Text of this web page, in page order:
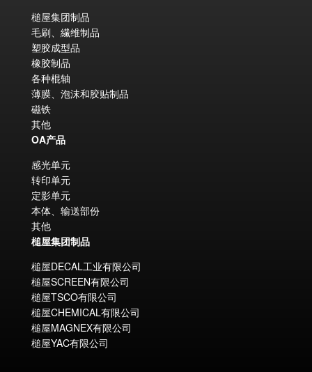
槌屋集团制品
毛刷、繊维制品
塑胶成型品
橡胶制品
各种棍轴
薄膜、泡沫和胶贴制品
磁铁
其他
OA产品
感光单元
转印单元
定影单元
本体、输送部份
其他
槌屋集团制品
槌屋DECAL工业有限公司
槌屋SCREEN有限公司
槌屋TSCO有限公司
槌屋CHEMICAL有限公司
槌屋MAGNEX有限公司
槌屋YAC有限公司